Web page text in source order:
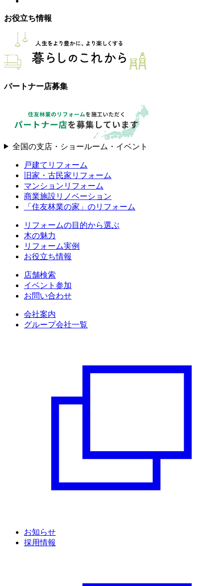
お役立ち情報
パートナー店募集
全国の支店・ショールーム・イベント
戸建てリフォーム
旧家・古民家リフォーム
マンションリフォーム
商業施設リノベーション
「住友林業の家」のリフォーム
リフォームの目的から選ぶ
木の魅力
リフォーム実例
お役立ち情報
店舗検索
イベント参加
お問い合わせ
会社案内
グループ会社一覧
お知らせ
採用情報